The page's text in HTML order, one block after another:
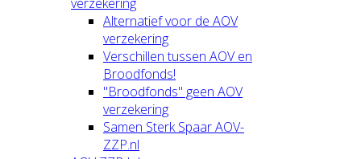
Alternatief voor de AOV
verzekering
Verschillen tussen AOV en
Broodfonds!
"Broodfonds" geen AOV
verzekering
Samen Sterk Spaar AOV-
ZZP.nl